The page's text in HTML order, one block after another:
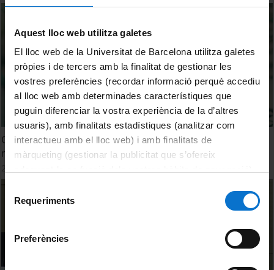
Aquest lloc web utilitza galetes
El lloc web de la Universitat de Barcelona utilitza galetes
pròpies i de tercers amb la finalitat de gestionar les
vostres preferències (recordar informació perquè accediu
al lloc web amb determinades característiques que
puguin diferenciar la vostra experiència de la d’altres
usuaris), amb finalitats estadístiques (analitzar com
interactueu amb el lloc web) i amb finalitats de
màrqueting (gestionar la publicitat que s’ofereix
consultar laPolítica de galetes del lloc web de la
Requeriments
Preferències
Quines accions polítiques es poden fer per millorar el
nostre estil de vida?